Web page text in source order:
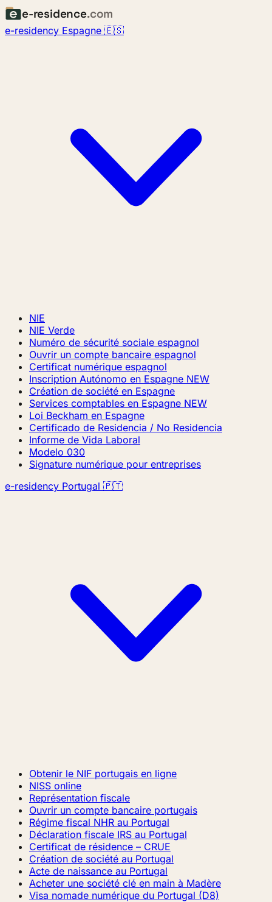
e-residence.com
e-residency Espagne 🇪🇸
NIE
NIE Verde
Numéro de sécurité sociale espagnol
Ouvrir un compte bancaire espagnol
Certificat numérique espagnol
Inscription Autónomo en Espagne NEW
Création de société en Espagne
Services comptables en Espagne NEW
Loi Beckham en Espagne
Certificado de Residencia / No Residencia
Informe de Vida Laboral
Modelo 030
Signature numérique pour entreprises
e-residency Portugal 🇵🇹
Obtenir le NIF portugais en ligne
NISS online
Représentation fiscale
Ouvrir un compte bancaire portugais
Régime fiscal NHR au Portugal
Déclaration fiscale IRS au Portugal
Certificat de résidence – CRUE
Création de société au Portugal
Acte de naissance au Portugal
Acheter une société clé en main à Madère
Visa nomade numérique du Portugal (D8)